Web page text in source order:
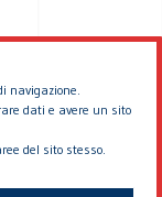
navigazione.
dati e avere un sito
del sito stesso.